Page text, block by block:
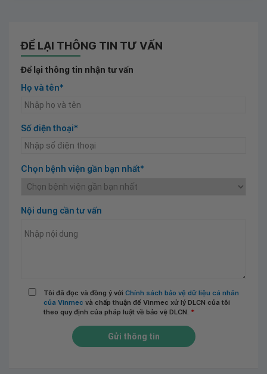
ĐỂ LẠI THÔNG TIN TƯ VẤN
Để lại thông tin nhận tư vấn
Họ và tên*
Số điện thoại*
Chọn bệnh viện gần bạn nhất*
Nội dung cần tư vấn
Tôi đã đọc và đồng ý với Chính sách bảo vệ dữ liệu cá nhân
của Vinmec và chấp thuận để Vinmec xử lý DLCN của tôi
theo quy định của pháp luật về bảo vệ DLCN. *
Gửi thông tin